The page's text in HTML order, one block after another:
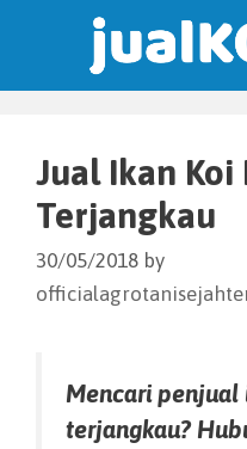
Jual Ikan
Terjangkau
30/05/2018 by
Mencari
terjangkau?